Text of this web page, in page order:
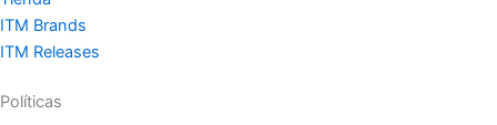
ITM Brands
ITM Releases
Políticas